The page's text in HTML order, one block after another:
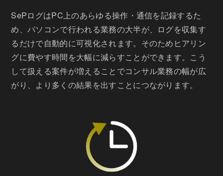
SePログはPC上のあらゆる操作・通信を記録するた
め、パソコンで行われる業務の大半が、ログを収集す
るだけで自動的に可視化されます。そのためヒアリン
グに費やす時間を大幅に減らすことができます。こう
して扱える案件が増えることでコンサル業務の幅が広
がり、より多くの結果を出すことにつながります。